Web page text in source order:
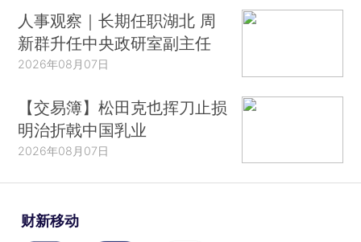
人事观察｜长期任职湖北 周
新群升任中央政研室副主任
2026年08月07日
【交易簿】松田克也挥刀止损
明治折戟中国乳业
2026年08月07日
财新移动